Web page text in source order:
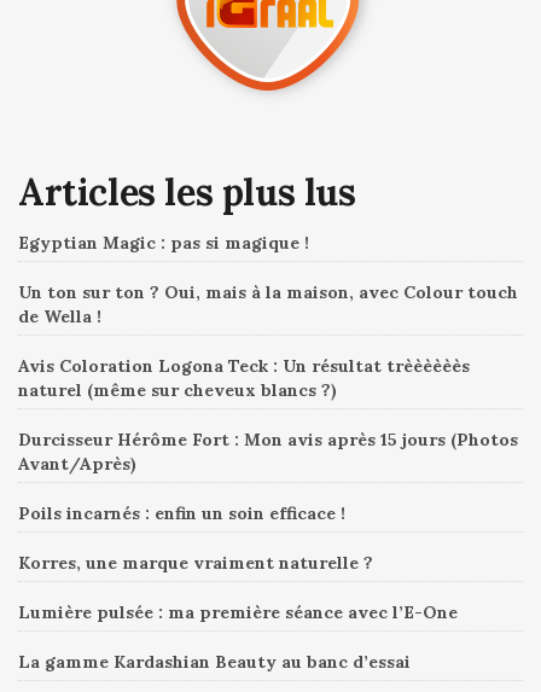
Articles les plus lus
Egyptian Magic : pas si magique !
Un ton sur ton ? Oui, mais à la maison, avec Colour touch
de Wella !
Avis Coloration Logona Teck : Un résultat trèèèèèès
naturel (même sur cheveux blancs ?)
Durcisseur Hérôme Fort : Mon avis après 15 jours (Photos
Avant/Après)
Poils incarnés : enfin un soin efficace !
Korres, une marque vraiment naturelle ?
Lumière pulsée : ma première séance avec l’E-One
La gamme Kardashian Beauty au banc d’essai